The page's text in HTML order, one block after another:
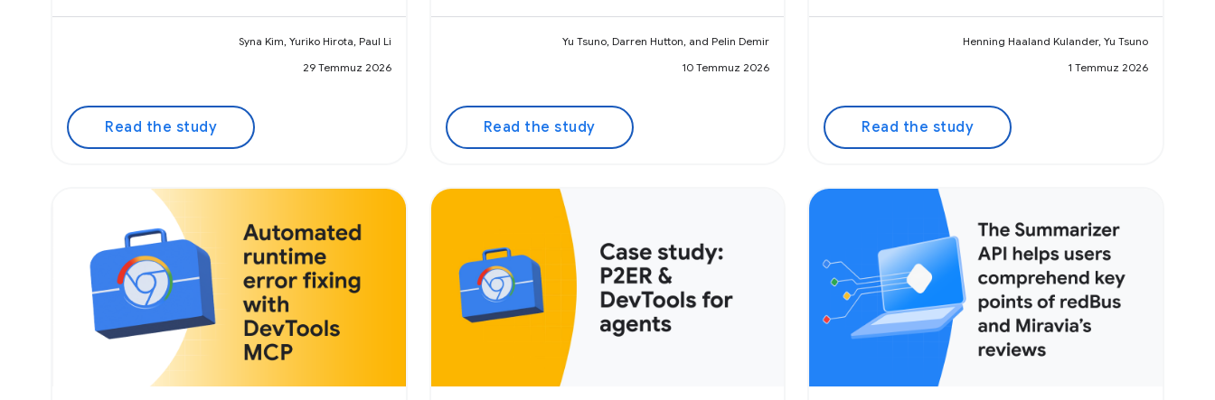
Syna Kim, Yuriko Hirota, Paul Li
29 Temmuz 2026
Read the study
Yu Tsuno, Darren Hutton, and Pelin Demir
10 Temmuz 2026
Read the study
Henning Haaland Kulander, Yu Tsuno
1 Temmuz 2026
Read the study